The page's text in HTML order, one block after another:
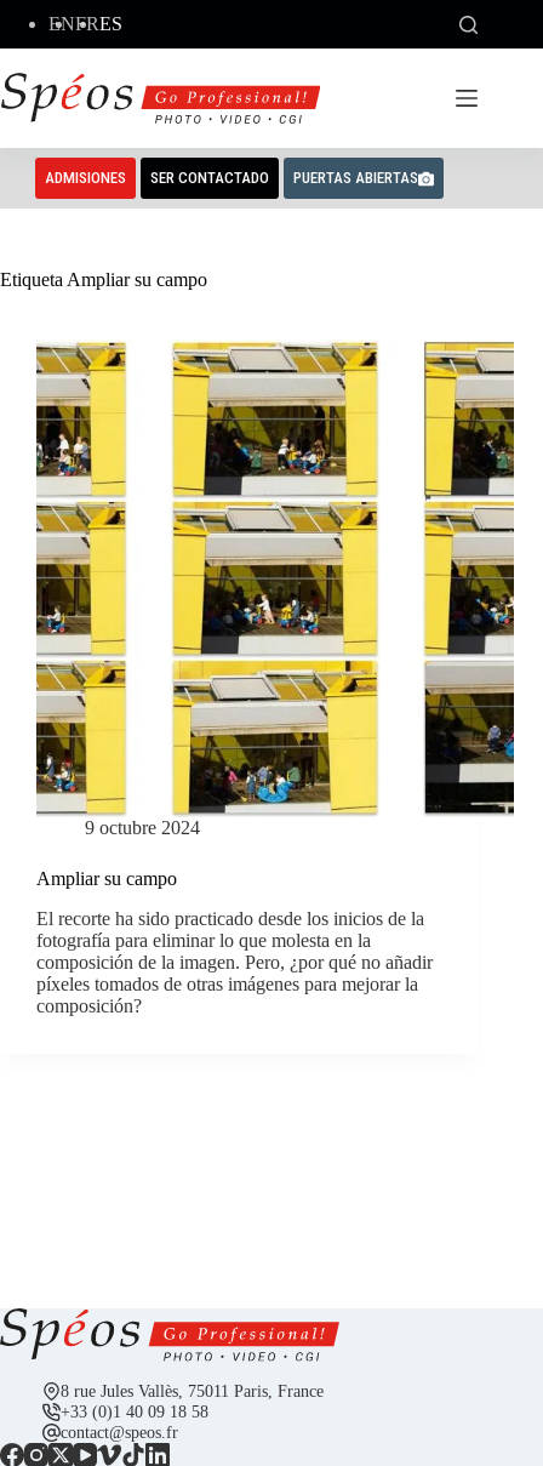
contenido
ENFRES
ADMISIONES SER CONTACTADO PUERTAS ABIERTAS
Etiqueta Ampliar su campo
9 octubre 2024
Ampliar su campo
El recorte ha sido practicado desde los inicios de la
fotografía para eliminar lo que molesta en la
composición de la imagen. Pero, ¿por qué no añadir
píxeles tomados de otras imágenes para mejorar la
composición?
8 rue Jules Vallès, 75011 Paris, France
+33 (0)1 40 09 18 58
contact@speos.fr